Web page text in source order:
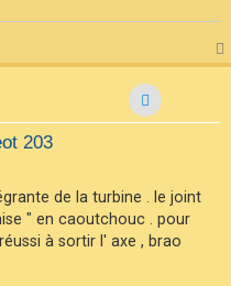
203
de la turbine . le joint
" en caoutchouc . pour
à sortir l' axe , brao